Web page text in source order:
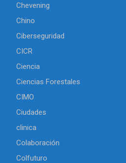
Chevening
Chino
Ciberseguridad
CICR
Ciencia
Ciencias Forestales
CIMO
Ciudades
clinica
Colaboración
Colfuturo